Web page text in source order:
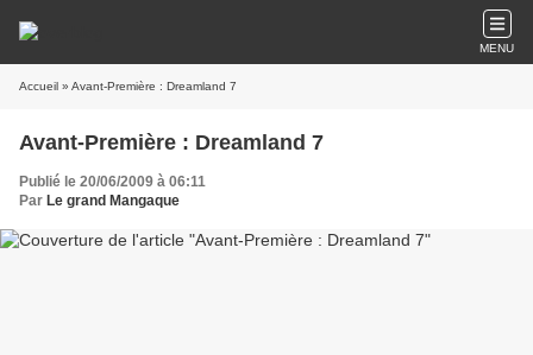
MENU
Accueil » Avant-Première : Dreamland 7
Avant-Première : Dreamland 7
Publié le 20/06/2009 à 06:11
Par Le grand Mangaque